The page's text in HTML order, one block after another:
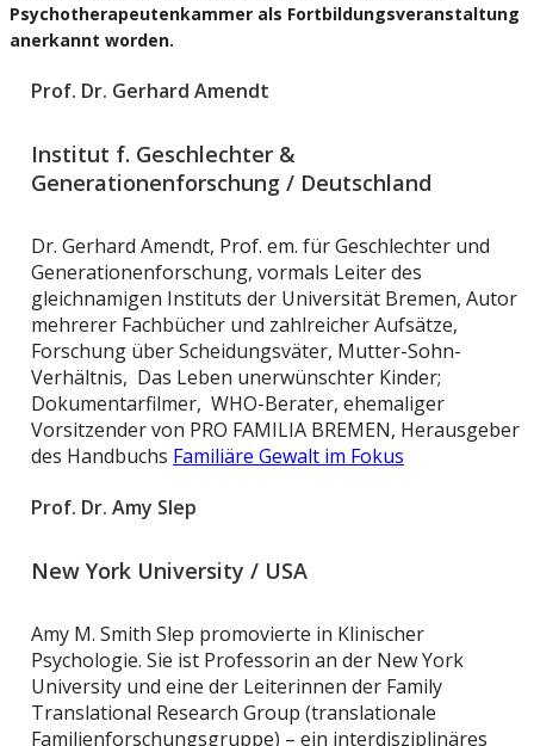
Psychotherapeutenkammer als Fortbildungsveranstaltung
anerkannt worden.
Prof. Dr. Gerhard Amendt
Institut f. Geschlechter &
Generationenforschung / Deutschland
Dr. Gerhard Amendt, Prof. em. für Geschlechter und
Generationenforschung, vormals Leiter des
gleichnamigen Instituts der Universität Bremen, Autor
mehrerer Fachbücher und zahlreicher Aufsätze,
Forschung über Scheidungsväter, Mutter-Sohn-
Verhältnis, Das Leben unerwünschter Kinder;
Dokumentarfilmer, WHO-Berater, ehemaliger
Vorsitzender von PRO FAMILIA BREMEN, Herausgeber
des Handbuchs Familiäre Gewalt im Fokus
Prof. Dr. Amy Slep
New York University / USA
Amy M. Smith Slep promovierte in Klinischer
Psychologie. Sie ist Professorin an der New York
University und eine der Leiterinnen der Family
Translational Research Group (translationale
Familienforschungsgruppe) – ein interdisziplinäres